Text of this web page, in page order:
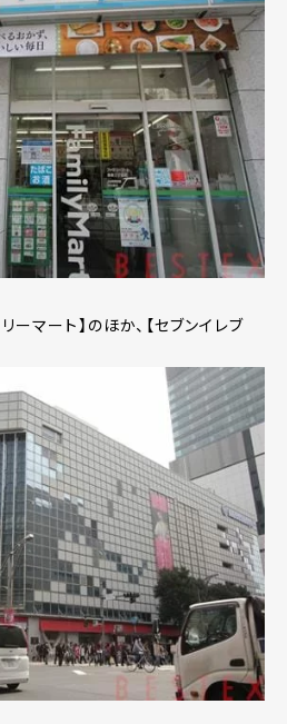
ーマート】のほか、【セブンイレブ